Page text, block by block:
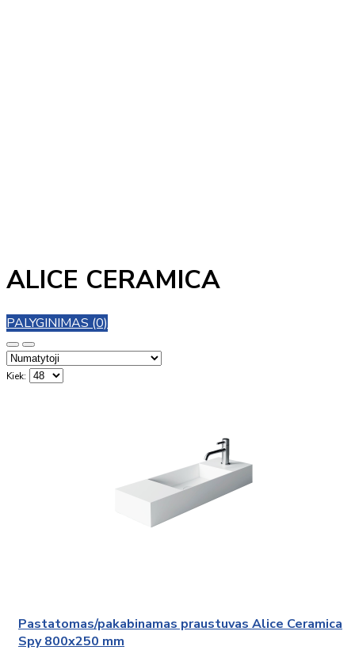
ALICE CERAMICA
PALYGINIMAS (0)
Kiek:
Pastatomas/pakabinamas praustuvas Alice Ceramica
Spy 800x250 mm